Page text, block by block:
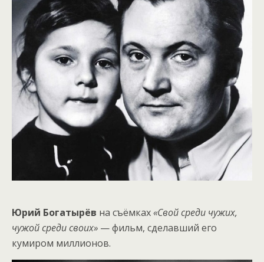
Юрий Богатырёв на съёмках«Свой среди чужих,
чужой среди своих» — фильм, сделавший его
кумиром миллионов.